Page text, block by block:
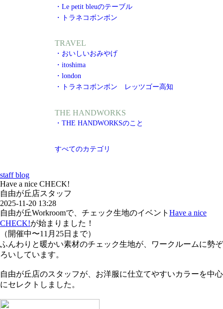
・Le petit bleuのテーブル
・トラネコボンボン
TRAVEL
・おいしいおみやげ
・itoshima
・london
・トラネコボンボン レッツゴー高知
THE HANDWORKS
・THE HANDWORKSのこと
すべてのカテゴリ
staff blog
Have a nice CHECK!
自由が丘店スタッフ
2025-11-20 13:28
自由が丘Workroomで、チェック生地のイベント Have a nice
CHECK!が始まりました！
（開催中〜11月25日まで）
ふんわりと暖かい素材のチェック生地が、ワークルームに勢ぞ
ろいしています。
自由が丘店のスタッフが、お洋服に仕立てやすいカラーを中心
にセレクトしました。